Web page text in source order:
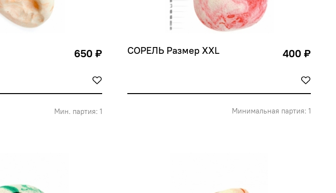
650 ₽
Мин. партия: 1
СОРЕЛЬ Размер XXL 400 ₽
Минимальная партия: 1